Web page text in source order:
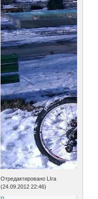
Отредактировано LIra
(24.09.2012 22:46)